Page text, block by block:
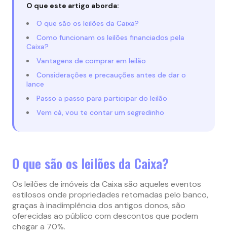
O que este artigo aborda:
O que são os leilões da Caixa?
Como funcionam os leilões financiados pela
Caixa?
Vantagens de comprar em leilão
Considerações e precauções antes de dar o
lance
Passo a passo para participar do leilão
Vem cá, vou te contar um segredinho
O que são os leilões da Caixa?
Os leilões de imóveis da Caixa são aqueles eventos
estilosos onde propriedades retomadas pelo banco,
graças à inadimplência dos antigos donos, são
oferecidas ao público com descontos que podem
chegar a 70%​​​​​​.